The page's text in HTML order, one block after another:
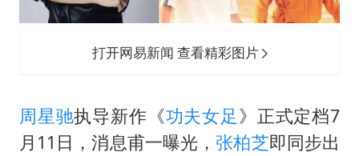
打开网易新闻 查看精彩图片
周星驰执导新作《功夫女足》正式定档7
月11日，消息甫一曝光，张柏芝即同步出